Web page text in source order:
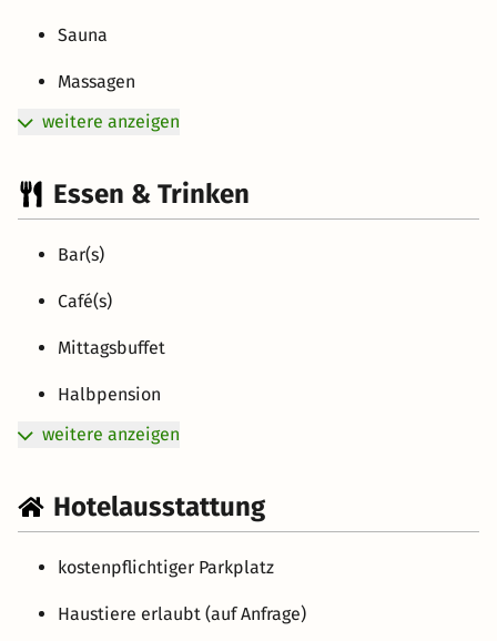
Sauna
Massagen
weitere anzeigen
Essen & Trinken
Bar(s)
Café(s)
Mittagsbuffet
Halbpension
weitere anzeigen
Hotelausstattung
kostenpflichtiger Parkplatz
Haustiere erlaubt (auf Anfrage)